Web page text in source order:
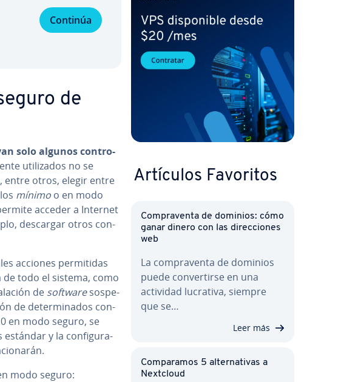
Continúa
de
solo algunos co­n­tro­
uti­li­za­dos no se
entre otros, elegir entre
mínimo o en modo
acceder a Internet
descargar otros co­n­
acciones pe­r­mi­ti­das
todo el sistema, como
de softwareso­s­pe­
de de­te­r­mi­na­dos co­n­
en modo seguro, se
estándar y la co­n­fi­gu­ra­
modo seguro:
Artículos Favoritos
Co­m­pra­ve­n­ta de dominios: cómo
ganar dinero con las di­re­c­cio­nes
web
La co­m­pra­ve­n­ta de dominios
puede co­n­ve­r­ti­r­se en una
actividad lucrativa, siempre
que se…
Leer más
Co­m­pa­ra­mos 5 al­te­r­na­ti­vas a
Nextcloud